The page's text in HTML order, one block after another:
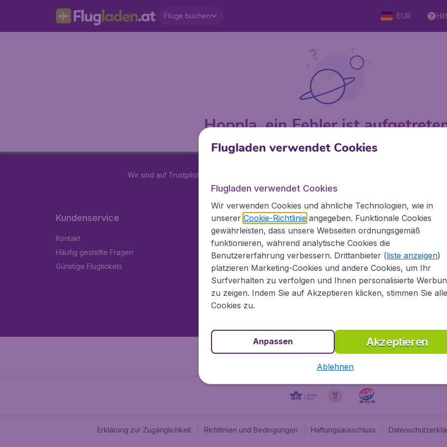
Flüge buchen EUR
Hoppla, ein Fehler ist
Wir sind auf Trustpilot mit
Kundenservice
Kontakt
Häufig gestellte Fragen
Günstige Flugtickets
Flugladen.at
Über Flugladen.at
Rechtliche Informationen
Impressum
Partnerprogramm
Stellenangebote
Erklärung zur Zugänglichkeit Richtlinien und Bedingungen Haftungsausschluss
Flugladen verwendet Cookies
Flugladen verwendet Cookies
Wir verwenden Cookies und ähnliche Technologien, wie in
unserer Cookie-Richtlinieangegeben. Funktionale Cookies
gewährleisten, dass unsere Webseiten ordnungsgemäß
funktionieren, während analytische Cookies die
Benutzererfahrung verbessern. Drittanbieter (liste anzeigen)
platzieren Marketing-Cookies und andere Cookies, um Ihr
Surfverhalten zu verfolgen und Ihnen personalisierte
zu zeigen. Indem Sie auf Akzeptieren klicken, stimmen Sie
Cookies zu.
Akzeptieren
Anpassen
Ablehnen